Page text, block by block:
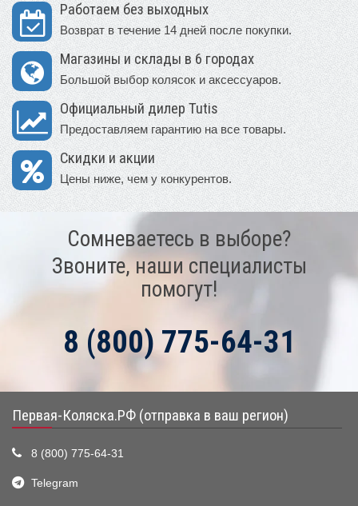
Работаем без выходных
Возврат в течение 14 дней после покупки.
Магазины и склады в 6 городах
Большой выбор колясок и аксессуаров.
Официальный дилер Tutis
Предоставляем гарантию на все товары.
Скидки и акции
Цены ниже, чем у конкурентов.
Сомневаетесь в выборе?
Звоните, наши специалисты
помогут!
8 (800) 775-64-31
Первая-Коляска.РФ (отправка в ваш регион)
8 (800) 775-64-31
Telegram